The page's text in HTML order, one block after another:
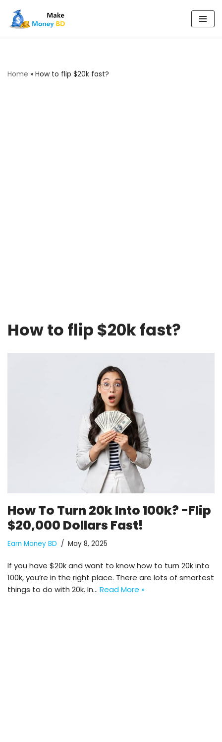
Skip
to
Home » How to flip $20k fast?
How to flip $20k fast?
How To Turn 20k Into 100k? -Flip
$20,000 Dollars Fast!
Earn Money BD May 8, 2025
If you have $20k and want to know how to turn 20k into
100k, you’re in the right place. There are lots of smartest
things to do with 20k. In… Read More »